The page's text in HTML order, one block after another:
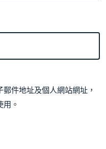
件地址及個人網站網址，
。